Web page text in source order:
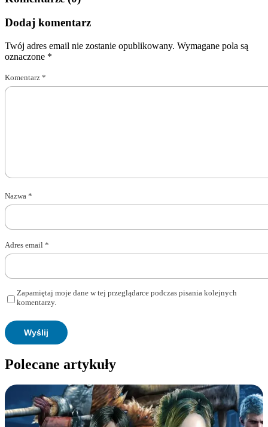
Dodaj komentarz
Twój adres email nie zostanie opublikowany. Wymagane pola są
oznaczone *
Komentarz *
Nazwa *
Adres email *
Zapamiętaj moje dane w tej przeglądarce podczas pisania kolejnych
komentarzy.
Polecane artykuły